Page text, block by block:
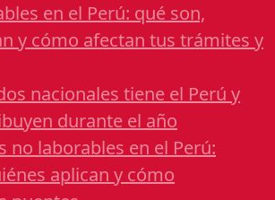
en el Perú: qué son,
y cómo afectan tus trámites y
nacionales tiene el Perú y
durante el año
no laborables en el Perú:
aplican y cómo